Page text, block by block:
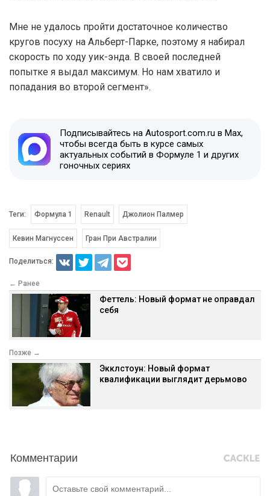
Мне не удалось пройти достаточное количество
кругов посуху на Альберт-Парке, поэтому я набирал
скорость по ходу уик-энда. В своей последней
попытке я выдал максимум. Но нам хватило и
попадания во второй сегмент».
Подписывайтесь на Autosport.com.ru в Max,
чтобы всегда быть в курсе самых
актуальных событий в Формуле 1 и других
гоночных сериях
Теги: Формула 1 Renault Джолион Палмер
Кевин Магнуссен Гран При Австралии
Поделиться:
← Ранее
Феттель: Новый формат не оправдал
себя
Позже →
Экклстоун: Новый формат
квалификации выглядит дерьмово
Комментарии